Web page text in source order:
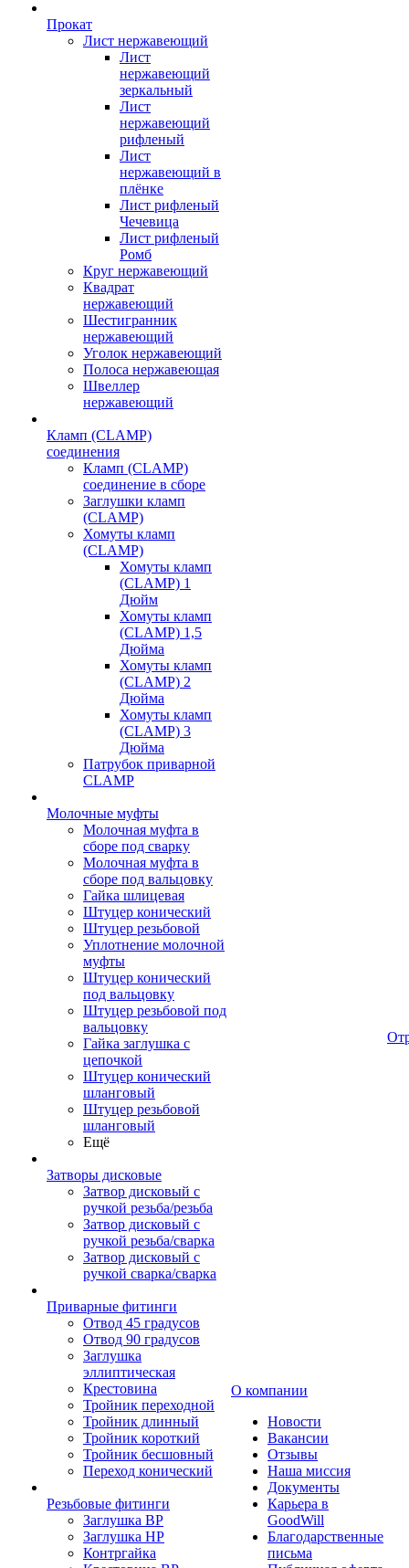
Прокат
Лист нержавеющий
Лист
нержавеющий
зеркальный
Лист
нержавеющий
рифленый
Лист
нержавеющий в
плёнке
Лист рифленый
Чечевица
Лист рифленый
Ромб
Круг нержавеющий
Квадрат
нержавеющий
Шестигранник
нержавеющий
Уголок нержавеющий
Полоса нержавеющая
Швеллер
нержавеющий
Кламп (CLAMP)
соединения
Кламп (CLAMP)
соединение в сборе
Заглушки кламп
(CLAMP)
Хомуты кламп
(CLAMP)
Хомуты кламп
(CLAMP) 1
Дюйм
Хомуты кламп
(CLAMP) 1,5
Дюйма
Хомуты кламп
(CLAMP) 2
Дюйма
Хомуты кламп
(CLAMP) 3
Дюйма
Патрубок приварной
CLAMP
Молочные муфты
Молочная муфта в
сборе под сварку
Молочная муфта в
сборе под вальцовку
Гайка шлицевая
Штуцер конический
Штуцер резьбовой
Уплотнение молочной
муфты
Штуцер конический
под вальцовку
Штуцер резьбовой под
вальцовку
Гайка заглушка с
цепочкой
Штуцер конический
шланговый
Штуцер резьбовой
шланговый
Ещё
Затворы дисковые
Затвор дисковый с
ручкой резьба/резьба
Затвор дисковый с
ручкой резьба/сварка
Затвор дисковый с
ручкой сварка/сварка
Приварные фитинги
Отвод 45 градусов
Отвод 90 градусов
Заглушка
эллиптическая
Крестовина
Тройник переходной
Тройник длинный
Тройник короткий
Тройник бесшовный
Переход конический
Резьбовые фитинги
Заглушка ВР
Заглушка НР
Контргайка
О компании
Новости
Вакансии
Отзывы
Наша миссия
Документы
Карьера в
GoodWill
Благодарственные
письма